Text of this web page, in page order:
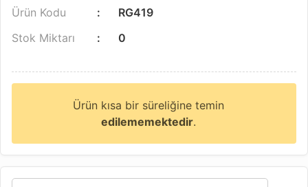
Ürün Kodu
RG419
Stok Miktarı
0
Ürün kısa bir süreliğine temin
edilememektedir.